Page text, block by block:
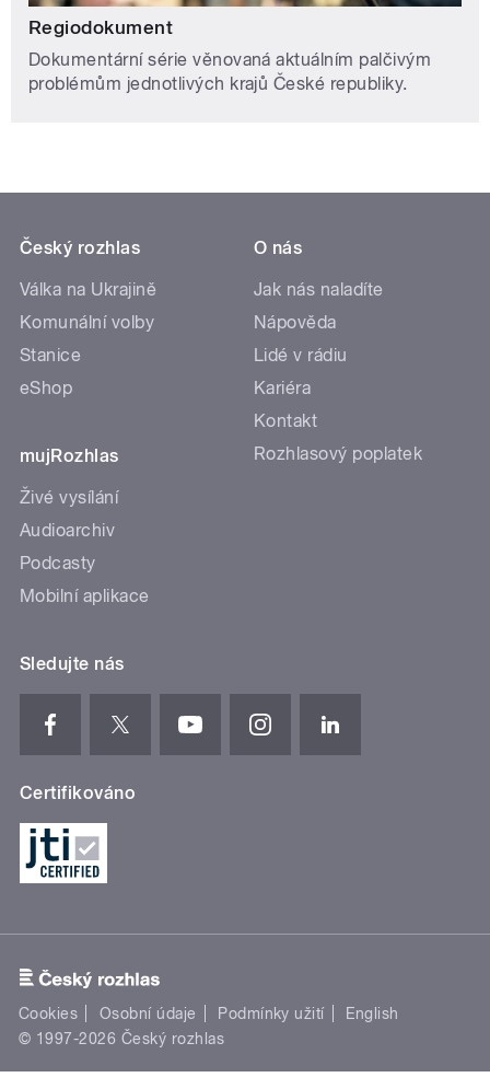
Regiodokument
Dokumentární série věnovaná aktuálním palčivým
problémům jednotlivých krajů České republiky.
Český rozhlas
Válka na Ukrajině
Komunální volby
Stanice
eShop
mujRozhlas
Živé vysílání
Audioarchiv
Podcasty
Mobilní aplikace
O nás
Jak nás naladíte
Nápověda
Lidé v rádiu
Kariéra
Kontakt
Rozhlasový poplatek
Sledujte nás
Certifikováno
Cookies Osobní údaje Podmínky užití
English
© 1997-2026 Český rozhlas